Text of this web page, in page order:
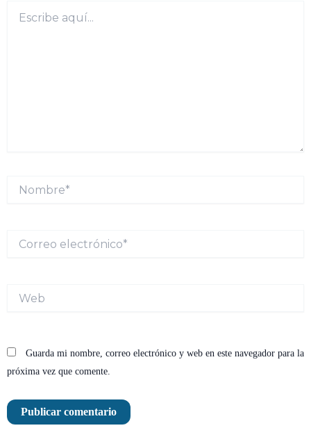
aquí...
electrónico*
Guarda mi nombre, correo electrónico y web en este navegador para la
próxima vez que comente.